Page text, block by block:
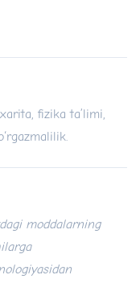
fizika ta’limi,
moddalarning